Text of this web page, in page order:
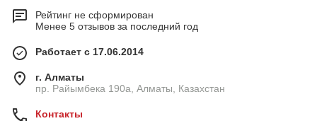
Рейтинг не сформирован
Менее 5 отзывов за последний год
Работает с 17.06.2014
г. Алматы
пр. Райымбека 190а, Алматы, Казахстан
Контакты